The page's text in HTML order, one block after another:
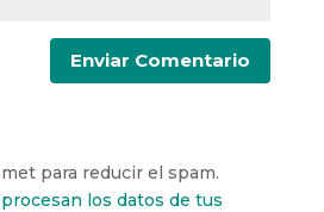
para reducir el spam.
los datos de tus